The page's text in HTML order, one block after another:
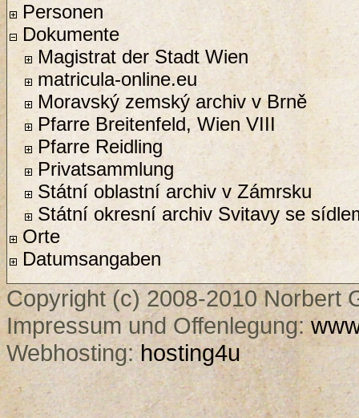
Personen
Dokumente
Magistrat der Stadt Wien
matricula-online.eu
Moravský zemský archiv v Brně
Pfarre Breitenfeld, Wien VIII
Pfarre Reidling
Privatsammlung
Státní oblastní archiv v Zámrsku
Státní okresní archiv Svitavy se
Orte
Datumsangaben
Copyright (c) 2008-2010 Norbert
Impressum und Offenlegung:
Webhosting:hosting4u